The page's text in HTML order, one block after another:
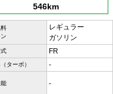
546km
レギュラー
ガソリン
FR
ターボ） -
-